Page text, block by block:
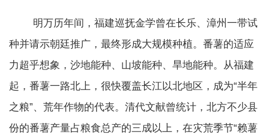
明万历年间，福建巡抚金学曾在长乐、漳州一带试
种并请示朝廷推广，最终形成大规模种植。番薯的适应
力超乎想象，沙地能种、山坡能种、旱地能种。从福建
起，番薯一路北上，很快覆盖长江以北地区，成为“半年
之粮”、荒年作物的代表。清代文献曾统计，北方不少县
份的番薯产量占粮食总产的三成以上，在灾荒季节“赖薯